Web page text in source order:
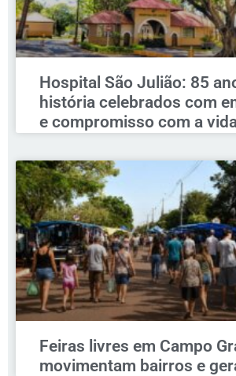
Hospital São Julião: 85
história celebrados com
e compromisso com a
Feiras livres em Campo
movimentam bairros e